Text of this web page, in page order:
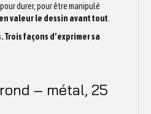
durer, pour être manipulé
valeur le dessin avant tout.
Trois façons d’exprimer sa
– métal, 25